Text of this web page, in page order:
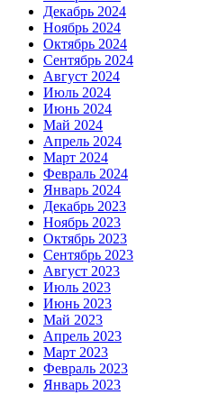
Декабрь 2024
Ноябрь 2024
Октябрь 2024
Сентябрь 2024
Август 2024
Июль 2024
Июнь 2024
Май 2024
Апрель 2024
Март 2024
Февраль 2024
Январь 2024
Декабрь 2023
Ноябрь 2023
Октябрь 2023
Сентябрь 2023
Август 2023
Июль 2023
Июнь 2023
Май 2023
Апрель 2023
Март 2023
Февраль 2023
Январь 2023